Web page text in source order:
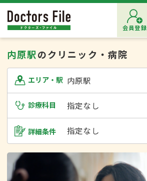
会員登録
内原駅のクリニック・病院
エリア・駅 内原駅
診療科目 指定なし
詳細条件 指定なし